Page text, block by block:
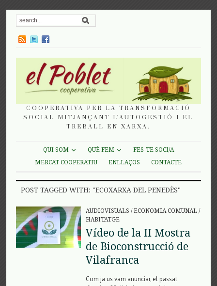
COOPERATIVA PER LA TRANSFORMACIÓ
SOCIAL MITJANÇANT L'AUTOGESTIÓ I EL
TREBALL EN XARXA.
QUI SOM QUÈ FEM
FES-TE SOCI/A
MERCAT COOPERATIU
ENLLAÇOS CONTACTE
POST TAGGED WITH: "ECOXARXA DEL PENEDÈS"
AUDIOVISUALS /ECONOMIA COMUNAL/
HABITATGE
Vídeo de la II Mostra
de Bioconstrucció de
Vilafranca
Com ja us vam anunciar, el passat